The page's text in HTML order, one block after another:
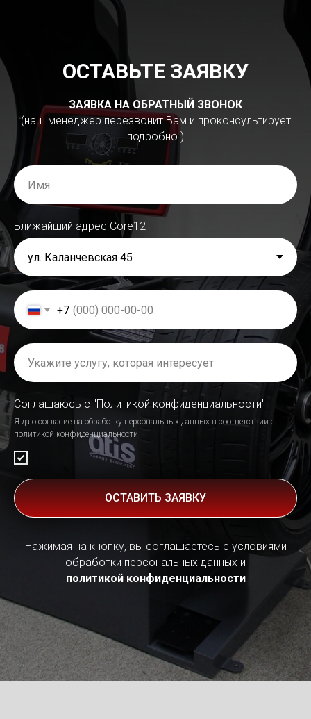
ОСТАВЬТЕ ЗАЯВКУ
ЗАЯВКА НА ОБРАТНЫЙ ЗВОНОК
(наш менеджер перезвонит Вам и проконсультирует
подробно )
Ближайший адрес Сore12
+7
Соглашаюсь с "Политикой конфиденциальности"
Я даю согласие на обработку персональных данных в соответствии с
политикой конфиденциальности
ОСТАВИТЬ ЗАЯВКУ
Нажимая на кнопку, вы соглашаетесь с условиями
обработки персональных данных и
политикой конфиденциальности